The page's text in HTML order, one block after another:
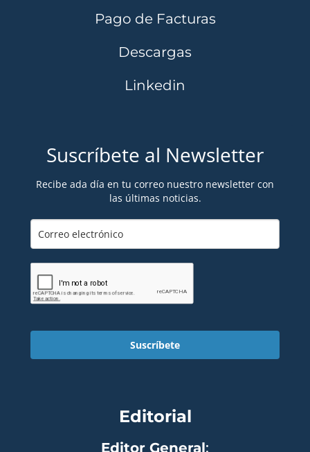
Pago de Facturas
Descargas
Linkedin
Suscríbete al Newsletter
Recibe ada día en tu correo nuestro newsletter con
las últimas noticias.
Suscríbete
Editorial
Editor General: